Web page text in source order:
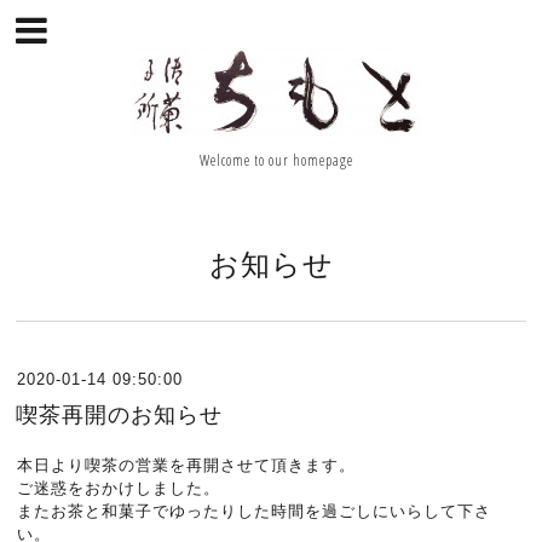
Welcome to our homepage
お知らせ
2020-01-14 09:50:00
喫茶再開のお知らせ
本日より喫茶の営業を再開させて頂きます。
ご迷惑をおかけしました。
またお茶と和菓子でゆったりした時間を過ごしにいらして下さ
い。